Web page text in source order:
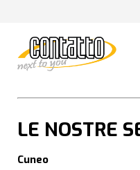
LE NOSTRE
Cuneo